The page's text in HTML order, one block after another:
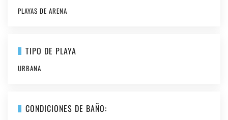
PLAYAS DE ARENA
TIPO DE PLAYA
URBANA
CONDICIONES DE BAÑO: